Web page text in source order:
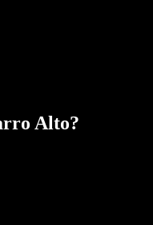
Alto?